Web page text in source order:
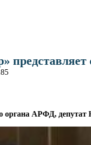
представляет
органа АРФД,